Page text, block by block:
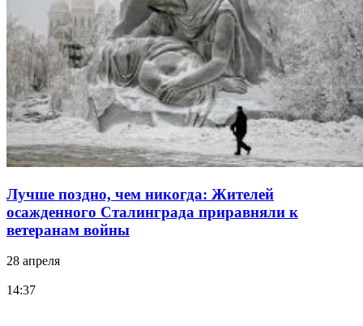
Лучше поздно, чем никогда: Жителей
осажденного Сталинграда приравняли к
ветеранам войны
28 апреля
14:37